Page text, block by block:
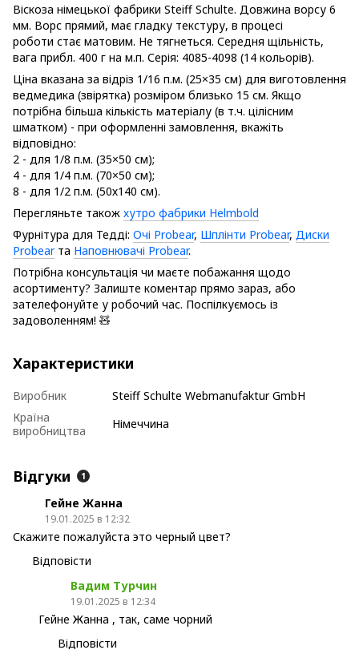
Віскоза німецької фабрики Steiff Schulte. Довжина ворсу 6
мм. Ворс прямий, має гладку текстуру, в процесі
роботи стає матовим. Не тягнеться. Середня щільність,
вага прибл. 400 г на м.п. Серія: 4085-4098 (14 кольорів).
Ціна вказана за відріз 1/16 п.м. (25×35 см) для виготовлення
ведмедика (звірятка) розміром близько 15 см. Якщо
потрібна більша кількість матеріалу (в т.ч. цілісним
шматком) - при оформленні замовлення, вкажіть
відповідно:
2 - для 1/8 п.м. (35×50 см);
4 - для 1/4 п.м. (70×50 см);
8 - для 1/2 п.м. (50х140 см).
Перегляньте також хутро фабрики Helmbold
Фурнітура для Тедді: Очі Probear, Шплінти Probear, Диски
Probearта Наповнювачі Probear.
Потрібна консультація чи маєте побажання щодо
асортименту? Залиште коментар прямо зараз, або
зателефонуйте у робочий час. Поспілкуємось із
задоволенням! 🧸
Характеристики
Виробник
Steiff Schulte Webmanufaktur GmbH
Країна
виробництва
Німеччина
Відгуки 1
Гейне Жанна
19.01.2025 в 12:32
Скажите пожалуйста это черный цвет?
Відповісти
Вадим Турчин
19.01.2025 в 12:34
Гейне Жанна , так, саме чорний
Відповісти